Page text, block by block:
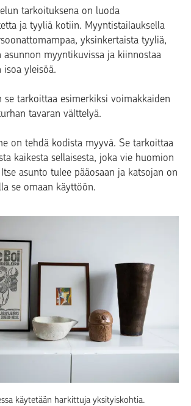
tarkoituksena on luoda
ja tyyliä kotiin. Myyntistailauksella
yksinkertaista tyyliä,
myyntikuvissa ja kiinnostaa
yleisöä.
se tarkoittaa esimerkiksi voimakkaiden
tavaran välttelyä.
on tehdä kodista myyvä. Se tarkoittaa
kaikesta sellaisesta, joka vie huomion
asunto tulee pääosaan ja katsojan on
se omaan käyttöön.
käytetään harkittuja yksityiskohtia.